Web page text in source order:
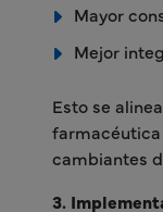
Mayor
Mejor
Esto se
cambiantes
3.